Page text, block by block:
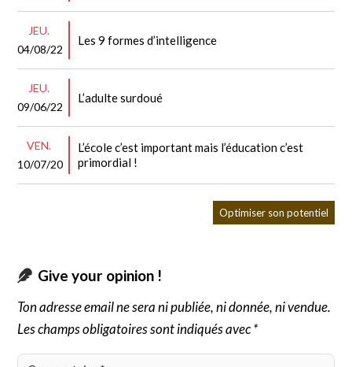
JEU.
04/08/22
Les 9 formes d’intelligence
JEU.
09/06/22
L’adulte surdoué
VEN.
10/07/20
L’école c’est important mais l’éducation c’est
primordial !
Optimiser son potentiel
Give your opinion !
Ton adresse email ne sera ni publiée, ni donnée, ni vendue.
Les champs obligatoires sont indiqués avec *